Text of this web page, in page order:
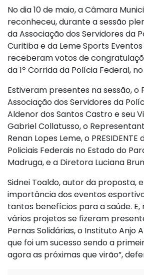
No dia 10 de maio, a Câmara
reconheceu, durante a sessão
da Associação dos Servidores da
Curitiba e da Leme Sports Eventos
receberam votos de
da 1º Corrida da Polícia Federal,
Estiveram presentes na sessão, o
Associação dos Servidores da
Aldenor dos Santos Castro e seu
Gabriel Collatusso, o
Renan Lopes Leme, o
Policiais Federais no Estado do
Madruga, e a Diretora Luciana
Sidnei Toaldo, autor da proposta,
importância dos eventos
tantos benefícios para a saúde.
vários projetos se fizeram
Pernas Solidárias, o Instituto Anjo
que foi um sucesso sendo a
agora as próximas que virão”,